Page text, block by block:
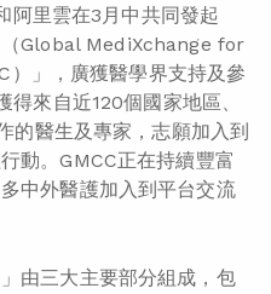
阿里雲在3月中共同發起
（Global MediXchange for
」，廣獲醫學界支持及參
來自近120個國家地區、
的醫生及專家，志願加入到
動。GMCC正在持續豐富
中外醫護加入到平台交流
由三大主要部分組成，包